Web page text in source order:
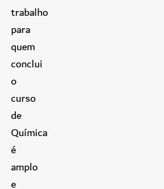
trabalho
para
quem
conclui
o
curso
de
Química
é
amplo
e